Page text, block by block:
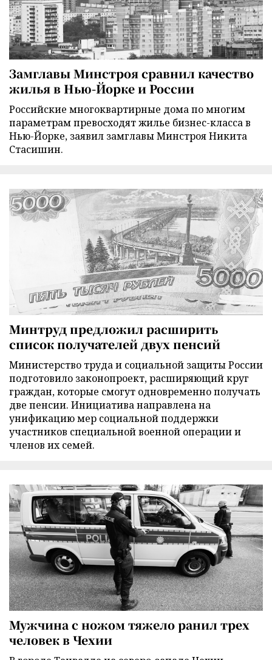
Замглавы Минстроя сравнил качество
жилья в Нью-Йорке и России
Российские многоквартирные дома по многим
параметрам превосходят жилье бизнес-класса в
Нью-Йорке, заявил замглавы Минстроя Никита
Стасишин.
Минтруд предложил расширить
список получателей двух пенсий
Министерство труда и социальной защиты России
подготовило законопроект, расширяющий круг
граждан, которые смогут одновременно получать
две пенсии. Инициатива направлена на
унификацию мер социальной поддержки
участников специальной военной операции и
членов их семей.
Мужчина с ножом тяжело ранил трех
человек в Чехии